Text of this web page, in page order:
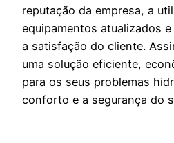
reputação da empresa, a
equipamentos atualizados
a satisfação do cliente.
uma solução eficiente,
para os seus problemas
conforto e a segurança do